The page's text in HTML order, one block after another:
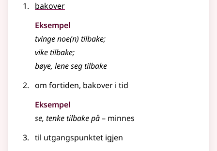
bakover
Eksempel
tvinge noe(n) tilbake;
viketilbake;
bøye, lene segtilbake
om fortiden, bakover i tid
Eksempel
se, tenketilbakepå– minnes
til utgangspunktet igjen